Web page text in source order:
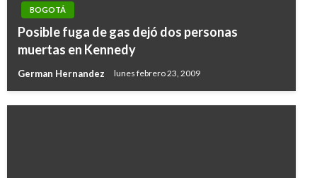
BOGOTÁ
Posible fuga de gas dejó dos personas
muertas en Kennedy
German Hernandez lunes febrero 23, 2009